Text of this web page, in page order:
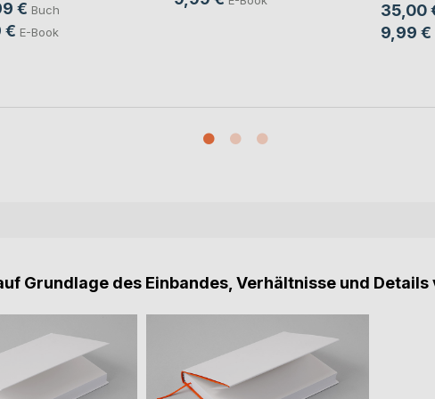
€ Buch
€ E-Book
35,00
9,99 €
Grundlage des Einbandes, Verhältnisse und